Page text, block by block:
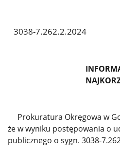
3038-7.262.2.2024
Prokuratura Okręgowa w
że w wyniku postępowania o
publicznego o sygn. 3038-